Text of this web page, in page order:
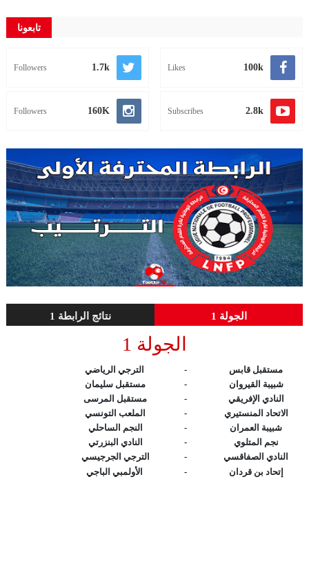
تابعونا
100k
Likes
1.7k
Followers
2.8k
Subscribes
160K
Followers
الجولة 1 نتائج الرابطة 1
الجولة 1
مستقبل قابس -
شبيبة القيروان
-
مستقبل سليمان
النادي الإفريقي
-
مستقبل المرسى
الاتحاد المنستيري
-
الملعب التونسي
شبيبة العمران
-
النجم الساحلي
نجم المتلوي
-
النادي البنزرتي
النادي الصفاقسي
-
الترجي الجرجيسي
إتحاد بن قردان
-